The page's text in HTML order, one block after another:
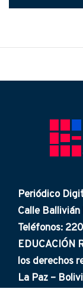
Periódico
Calle
Teléfonos:
EDUCACIÓN
los derechos
La Paz –